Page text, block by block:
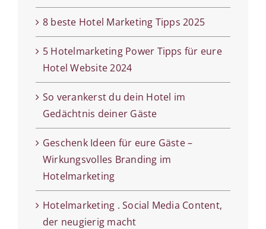
8 beste Hotel Marketing Tipps 2025
5 Hotelmarketing Power Tipps für eure
Hotel Website 2024
So verankerst du dein Hotel im
Gedächtnis deiner Gäste
Geschenk Ideen für eure Gäste –
Wirkungsvolles Branding im
Hotelmarketing
Hotelmarketing . Social Media Content,
der neugierig macht